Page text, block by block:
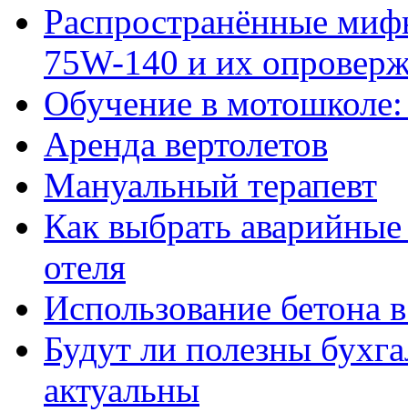
Распространённые
75W-140 и их
Обучение в
Аренда вертолетов
Мануальный терапевт
Как выбрать
отеля
Использование бетона
Будут ли полезны
актуальны